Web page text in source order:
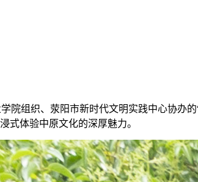
组织、荥阳市新时代文明实践中心协办
式体验中原文化的深厚魅力。